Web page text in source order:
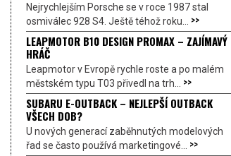
Nejrychlejším Porsche se v roce 1987 stal
osmiválec 928 S4. Ještě téhož roku... >>
LEAPMOTOR B10 DESIGN PROMAX – ZAJÍMAVÝ
HRÁČ
Leapmotor v Evropě rychle roste a po malém
městském typu T03 přivedl na trh... >>
SUBARU E-OUTBACK – NEJLEPŠÍ OUTBACK
VŠECH DOB?
U nových generací zaběhnutých modelových
řad se často používá marketingové... >>